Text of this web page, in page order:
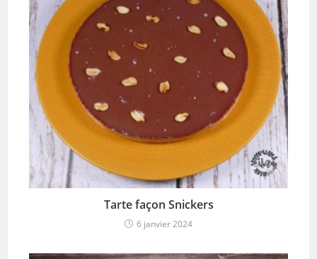
Tarte façon Snickers
6 janvier 2024